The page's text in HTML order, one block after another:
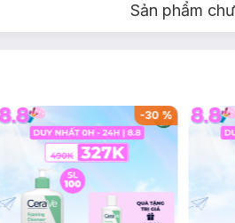
Sản phẩm
-30 %